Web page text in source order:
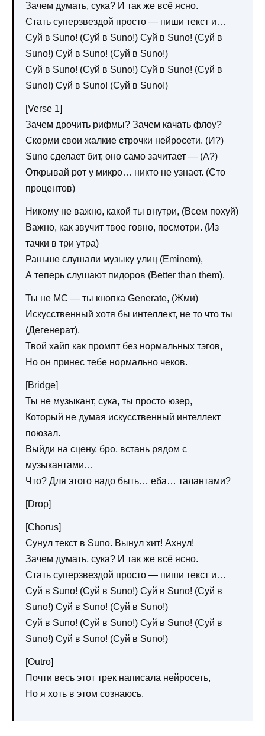
Зачем думать, сука? И так же всё ясно.
Стать суперзвездой просто — пиши текст и…
Суй в Suno! (Суй в Suno!) Суй в Suno! (Суй в
Suno!) Суй в Suno! (Суй в Suno!)
Суй в Suno! (Суй в Suno!) Суй в Suno! (Суй в
Suno!) Суй в Suno! (Суй в Suno!)
[Verse 1]
Зачем дрочить рифмы? Зачем качать флоу?
Скорми свои жалкие строчки нейросети. (И?)
Suno сделает бит, оно само зачитает — (А?)
Открывай рот у микро… никто не узнает. (Сто
процентов)
Никому не важно, какой ты внутри, (Всем похуй)
Важно, как звучит твое говно, посмотри. (Из
тачки в три утра)
Раньше слушали музыку улиц (Eminem),
А теперь слушают пидоров (Better than them).
Ты не MC — ты кнопка Generate, (Жми)
Искусственный хотя бы интеллект, не то что ты
(Дегенерат).
Твой хайп как промпт без нормальных тэгов,
Но он принес тебе нормально чеков.
[Bridge]
Ты не музыкант, сука, ты просто юзер,
Который не думая искусственный интеллект
поюзал.
Выйди на сцену, бро, встань рядом с
музыкантами…
Что? Для этого надо быть… еба… талантами?
[Drop]
[Chorus]
Сунул текст в Suno. Вынул хит! Ахнул!
Зачем думать, сука? И так же всё ясно.
Стать суперзвездой просто — пиши текст и…
Суй в Suno! (Суй в Suno!) Суй в Suno! (Суй в
Suno!) Суй в Suno! (Суй в Suno!)
Суй в Suno! (Суй в Suno!) Суй в Suno! (Суй в
Suno!) Суй в Suno! (Суй в Suno!)
[Outro]
Почти весь этот трек написала нейросеть,
Но я хоть в этом сознаюсь.